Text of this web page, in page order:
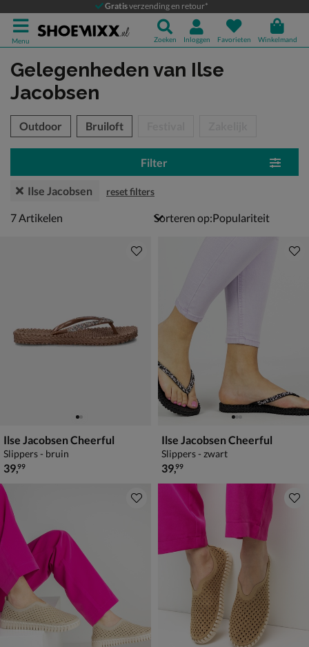
Gratisverzending en retour*
Menu Zoeken Inloggen Favorieten Winkelmand
Gelegenheden van Ilse
Jacobsen
over
Outdoor Bruiloft
Filter
Ilse Jacobsen reset filters
7 artikelen
7Artikelen Sorteren op:
Ilse Jacobsen Cheerful
Slippers - bruin
€ 39,99
39,99
Ilse Jacobsen Cheerful
Slippers - zwart
€ 39,99
39,99